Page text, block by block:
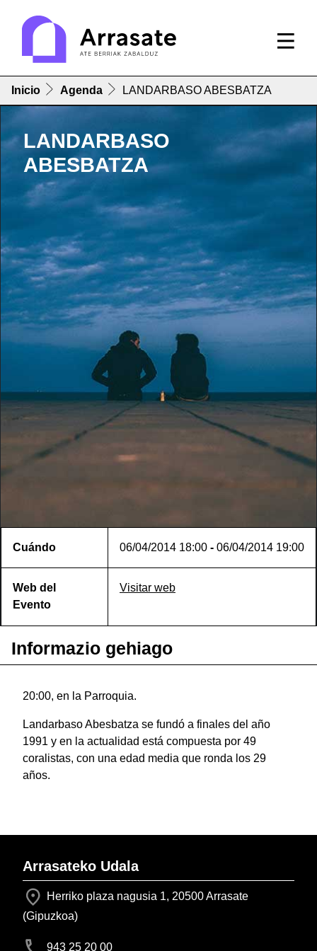
Inicio Agenda LANDARBASO ABESBATZA
LANDARBASO
ABESBATZA
Cuándo 06/04/2014 18:00 - 06/04/2014 19:00
Web del
Evento
Visitar web
Informazio gehiago
20:00, en la Parroquia.
Landarbaso Abesbatza se fundó a finales del año
1991 y en la actualidad está compuesta por 49
coralistas, con una edad media que ronda los 29
años.
Arrasateko Udala
Herriko plaza nagusia 1, 20500 Arrasate
(Gipuzkoa)
943 25 20 00